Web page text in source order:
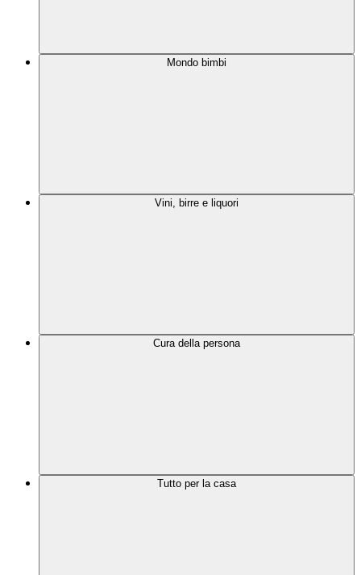
Mondo bimbi
Vini, birre e liquori
Cura della persona
Tutto per la casa